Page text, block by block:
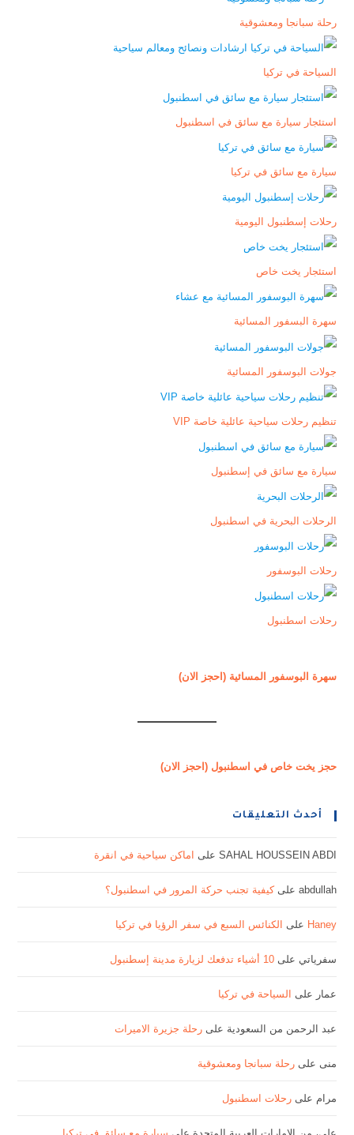
رحلة سبانجا ومعشوقية
السياحة في تركيا
استئجار سيارة مع سائق في اسطنبول
سيارة مع سائق في تركيا
رحلات إسطنبول اليومية
استئجار يخت خاص
سهرة البسفور المسائية
جولات البوسفور المسائية
تنظيم رحلات سياحية عائلية خاصة VIP
سيارة مع سائق في إسطنبول
الرحلات البحرية في اسطنبول
رحلات البوسفور
رحلات اسطنبول
سهرة البوسفور المسائية (احجز الان)
حجز يخت خاص في اسطنبول (احجز الان)
أحدث التعليقات
SAHAL HOUSSEIN ABDI على اماكن سياحية في انقرة
abdullah علىكيفية تجنب حركة المرور في اسطنبول؟
Haney على الكنائس السبع في سفر الرؤيا في تركيا
سفرياتي على10 أشياء تدفعك لزيارة مدينة إسطنبول
عمار على السياحة في تركيا
عبد الرحمن من السعودية علىرحلة جزيرة الاميرات
منى علىرحلة سبانجا ومعشوقية
مرام علىرحلات اسطنبول